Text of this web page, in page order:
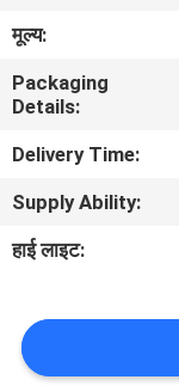
हमारे
कारखाने
दौरा
मूल्य:
Packaging
Details:
Delivery Time:
Supply Ability:
हाई लाइट: